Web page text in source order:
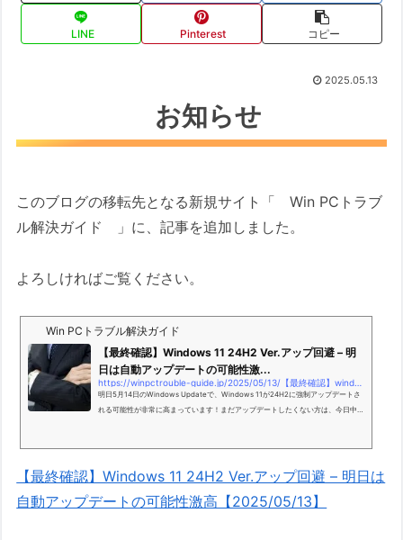
LINE Pinterest コピー
2025.05.13
お知らせ
このブログの移転先となる新規サイト「 Win PCトラブ
ル解決ガイド 」に、記事を追加しました。
よろしければご覧ください。
Win PCトラブル解決ガイド
【最終確認】Windows 11 24H2 Ver.アップ回避 – 明
日は自動アップデートの可能性激...
明日5月14日のWindows Updateで、Windows 11が24H2に強制アップデートさ
れる可能性が非常に高まっています！まだアップデートしたくない方は、今日中
【最終確認】Windows 11 24H2 Ver.アップ回避 – 明日は
自動アップデートの可能性激高【2025/05/13】